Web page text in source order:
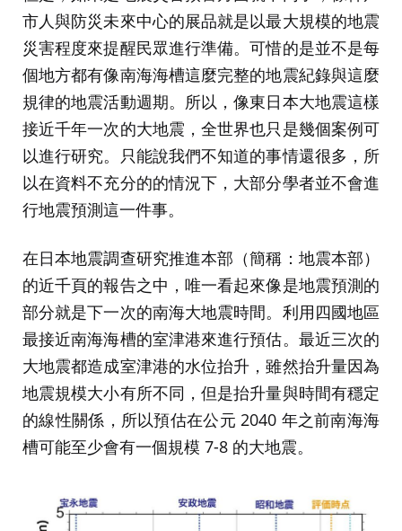
市人與防災未來中心的展品就是以最大規模的地震
災害程度來提醒民眾進行準備。可惜的是並不是每
個地方都有像南海海槽這麼完整的地震紀錄與這麼
規律的地震活動週期。所以，像東日本大地震這樣
接近千年一次的大地震，全世界也只是幾個案例可
以進行研究。只能說我們不知道的事情還很多，所
以在資料不充分的的情況下，大部分學者並不會進
行地震預測這一件事。
在日本地震調查研究推進本部（簡稱：地震本部）
的近千頁的報告之中，唯一看起來像是地震預測的
部分就是下一次的南海大地震時間。利用四國地區
最接近南海海槽的室津港來進行預估。最近三次的
大地震都造成室津港的水位抬升，雖然抬升量因為
地震規模大小有所不同，但是抬升量與時間有穩定
的線性關係，所以預估在公元 2040 年之前南海海
槽可能至少會有一個規模 7-8 的大地震。